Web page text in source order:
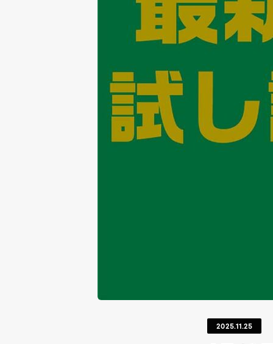
2025.11.25